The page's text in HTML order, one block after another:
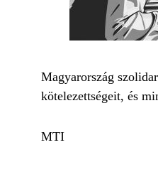
Magyarország
kötelezettségeit, és
MTI